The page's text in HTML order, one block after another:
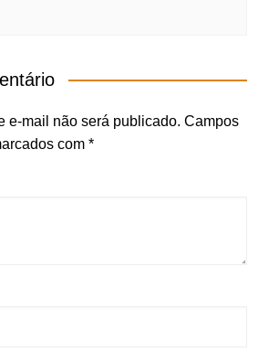
e-mail não será publicado. Campos
com *